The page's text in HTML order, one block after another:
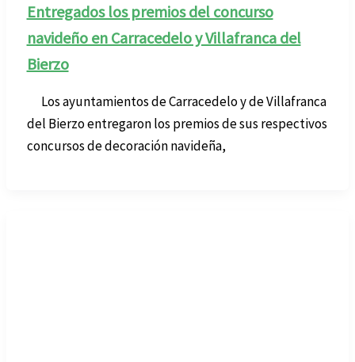
Entregados los premios del concurso
navideño en Carracedelo y Villafranca del
Bierzo
Los ayuntamientos de Carracedelo y de Villafranca
del Bierzo entregaron los premios de sus respectivos
concursos de decoración navideña,